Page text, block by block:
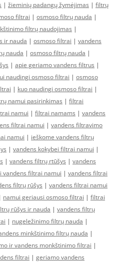
| žieminių padangų žymėjimas | filtrų
filtrai | osmoso filtrų nauda |
filtrų naudojimas |
ir nauda | osmoso filtrai | vandens
nauda | osmoso filtrų nauda |
| apie geriamo vandens filtrus |
naudingi osmoso filtrai | osmoso
| kuo naudingi osmoso filtrai |
namui pasirinkimas | filtrai
namui | filtrai namams | vandens
filtrai namui | vandens filtravimo
namui | ieškome vandens filtrų
| vandens kokybei filtrai namui |
| vandens filtrų rtūšys | vandens
vandens filtrai namui | vandens filtrai
filtrų rūšys | vandens filtrai namui
namui geriausi osmoso filtrai | filtrai
rūšys ir nauda | vandens filtrų
| nugeležinimo filtrų nauda |
minkštinimo filtrų nauda |
ir vandens monkštinimo filtrai |
filtrai | geriamo vandens